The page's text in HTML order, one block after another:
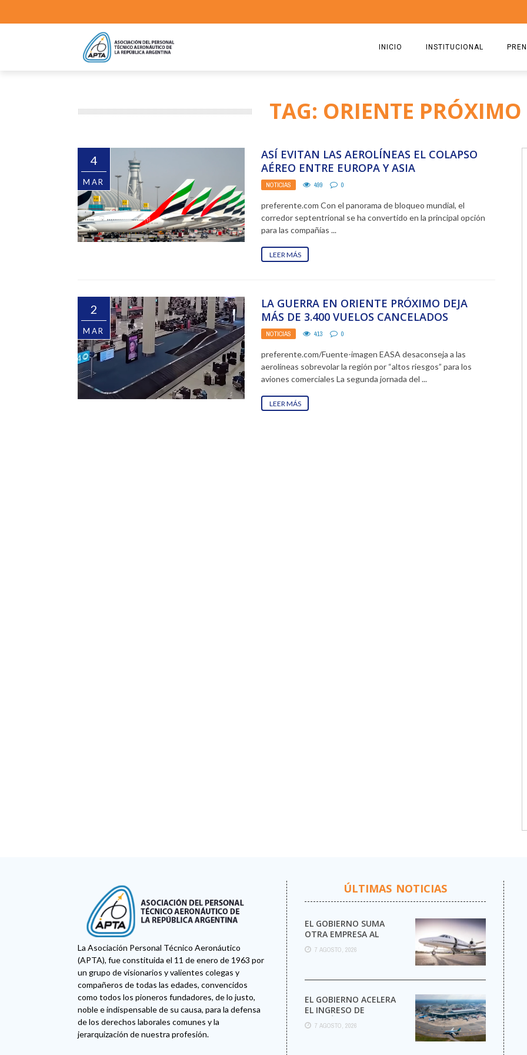
INICIO INSTITUCIONAL
ESTATUTO 2025
TAG: ORIENTE PRÓXIMO
4
MAR
ASÍ EVITAN LAS AEROLÍNEAS EL COLAPSO
AÉREO ENTRE EUROPA Y ASIA
NOTICIAS 499 0
preferente.com Con el panorama de bloqueo mundial, el
corredor septentrional se ha convertido en la principal opción
para las compañías ...
LEER MÁS
2
MAR
LA GUERRA EN ORIENTE PRÓXIMO DEJA
MÁS DE 3.400 VUELOS CANCELADOS
NOTICIAS 413 0
preferente.com/Fuente-imagen EASA desaconseja a las
aerolíneas sobrevolar la región por “altos riesgos” para los
aviones comerciales La segunda jornada del ...
LEER MÁS
La Asociación Personal Técnico Aeronáutico
(APTA), fue constituida el 11 de enero de 1963 por
un grupo de visionarios y valientes colegas y
compañeros de todas las edades, convencidos
como todos los pioneros fundadores, de lo justo,
noble e indispensable de su causa, para la defensa
de los derechos laborales comunes y la
jerarquización de nuestra profesión.
ÚLTIMAS NOTICIAS
EL GOBIERNO SUMA
OTRA EMPRESA AL
NEGOCIO DE LOS VUELOS
PRIVADOS
7 AGOSTO, 2026
EL GOBIERNO ACELERA
EL INGRESO DE
AEROLÍNEAS
EXTRANJERAS CON
7 AGOSTO, 2026